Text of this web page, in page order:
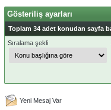
Gösteriliş ayarları
Toplam 34 adet konudan sayfa
Sıralama şekli
Yeni Mesaj Var